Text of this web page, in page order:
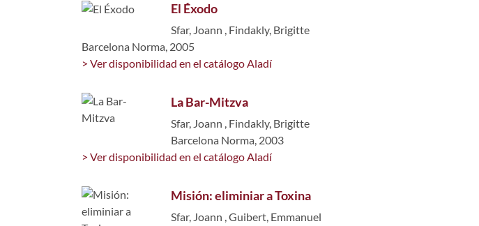
El Éxodo
Sfar, Joann , Findakly, Brigitte
Barcelona Norma, 2005
> Ver disponibilidad en el catálogo Aladí
La Bar-Mitzva
Sfar, Joann , Findakly, Brigitte
Barcelona Norma, 2003
> Ver disponibilidad en el catálogo Aladí
Misión: eliminiar a Toxina
Sfar, Joann ,Guibert, Emmanuel